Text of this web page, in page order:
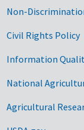
Non-
Civil Rights Policy
Information
National
Agricultural